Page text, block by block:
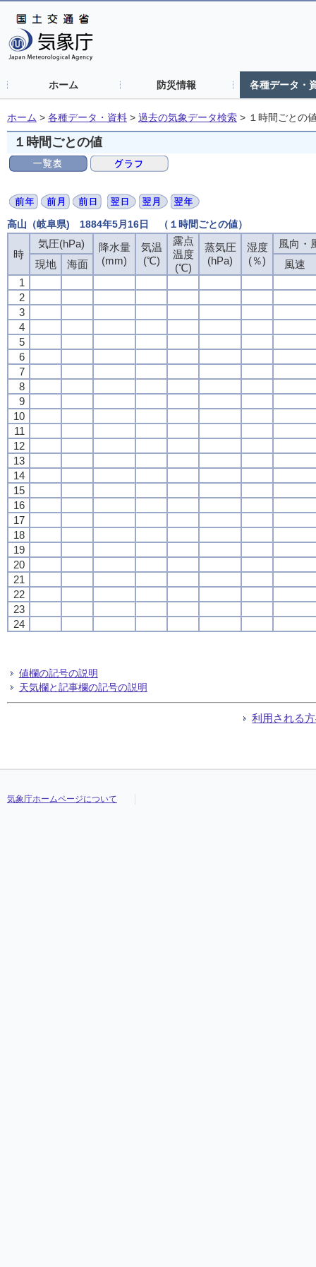
ホーム 防災情報 各種データ・
ホーム > 各種データ・資料 > 過去の気象データ検索 > １時間ごとの
１時間ごとの値
高山（岐阜県) 1884年5月16日 （１時間ごとの値）
時
気圧(hPa)
降水量
(mm)
気温
(℃)
露点
温度
(℃)
蒸気圧
(hPa)
湿度
(％)
風向・
現地
海面
風速
1
2
3
4
5
6
7
8
9
10
11
12
13
14
15
16
17
18
19
20
21
22
23
24
値欄の記号の説明
天気欄と記事欄の記号の説明
利用される
気象庁ホームページについて